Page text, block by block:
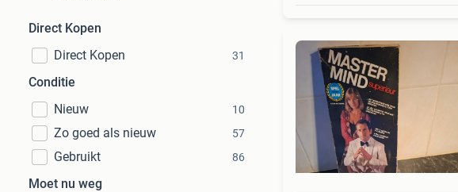
Direct Kopen
Direct Kopen
31
Conditie
Nieuw
10
Zo goed als nieuw 57
Gebruikt 86
Moet nu weg